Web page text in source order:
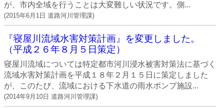
が、市内全域を行うことは大変難しい状況です。側...
(2015年6月1日 道路河川管理課)
『寝屋川流域水害対策計画』を変更しました。
（平成２６年８月５日策定）
寝屋川流域については特定都市河川浸水被害対策法に基づく
流域水害対策計画を平成１８年２月１５日に策定しました
が、このたび、流域における下水道の雨水ポンプ施設...
(2014年9月10日 道路河川管理課)